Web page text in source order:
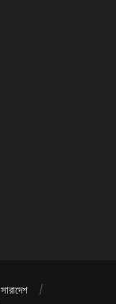
সারাদেশ